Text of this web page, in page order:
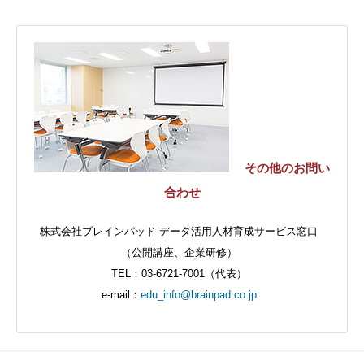
その他のお問い
合わせ
株式会社ブレインパッド データ活用人材育成サービス窓口
（公開講座、企業研修）
TEL：03-6721-7001（代表）
e-mail： edu_info@brainpad.co.jp